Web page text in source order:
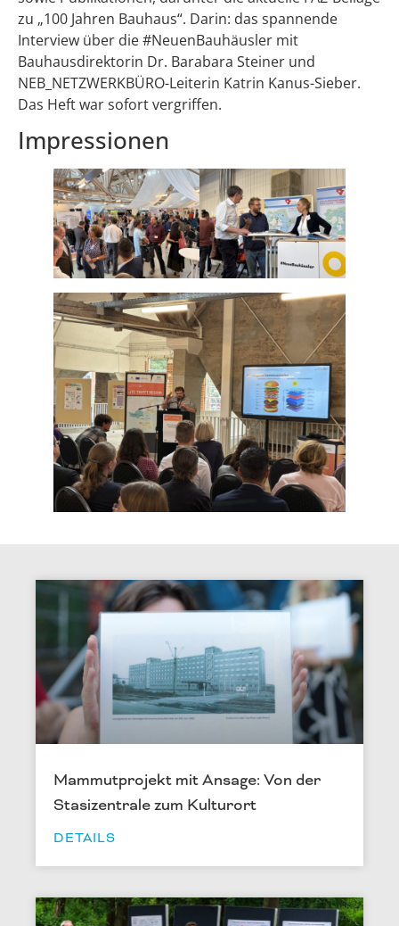
zu „100 Jahren Bauhaus“. Darin: das spannende
Interview über die #NeuenBauhäusler mit
Bauhausdirektorin Dr. Barabara Steiner und
NEB_NETZWERKBÜRO-Leiterin Katrin Kanus-Sieber.
Das Heft war sofort vergriffen.
Impressionen
Mammutprojekt mit Ansage: Von der
Stasizentrale zum Kulturort
DETAILS